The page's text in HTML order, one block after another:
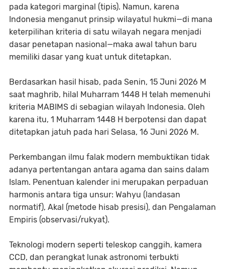
pada kategori marginal (tipis). Namun, karena
Indonesia menganut prinsip wilayatul hukmi—di mana
keterpilihan kriteria di satu wilayah negara menjadi
dasar penetapan nasional—maka awal tahun baru
memiliki dasar yang kuat untuk ditetapkan.
Berdasarkan hasil hisab, pada Senin, 15 Juni 2026 M
saat maghrib, hilal Muharram 1448 H telah memenuhi
kriteria MABIMS di sebagian wilayah Indonesia. Oleh
karena itu, 1 Muharram 1448 H berpotensi dan dapat
ditetapkan jatuh pada hari Selasa, 16 Juni 2026 M.
Perkembangan ilmu falak modern membuktikan tidak
adanya pertentangan antara agama dan sains dalam
Islam. Penentuan kalender ini merupakan perpaduan
harmonis antara tiga unsur: Wahyu (landasan
normatif), Akal (metode hisab presisi), dan Pengalaman
Empiris (observasi/rukyat).
Teknologi modern seperti teleskop canggih, kamera
CCD, dan perangkat lunak astronomi terbukti